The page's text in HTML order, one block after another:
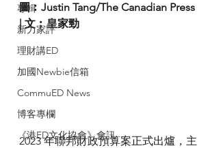
專輯
新力家評
理財講ED
加國Newbie信箱
CommuED News
博客專欄
《港ED文化協會》會訊
圖︰Justin Tang/The Canadian Press
| 文︰皇家勁
2023 年聯邦財政預算案正式出爐，主